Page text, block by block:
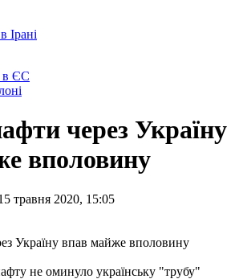
Ірані
в ЄС
через Україну
вполовину
травня 2020, 15:05
не оминуло українську "трубу"